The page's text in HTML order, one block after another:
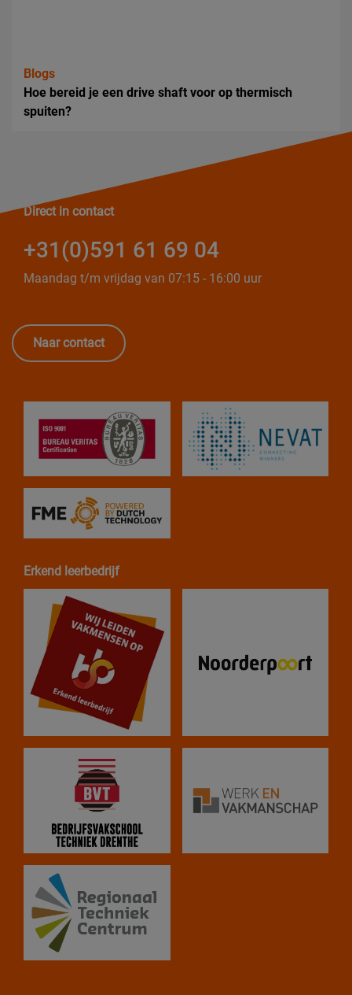
Blogs
Hoe bereid je een drive shaft voor op thermisch
spuiten?
Direct in contact
+31(0)591 61 69 04
Maandag t/m vrijdag van 07:15 - 16:00 uur
Naar contact
Erkend leerbedrijf